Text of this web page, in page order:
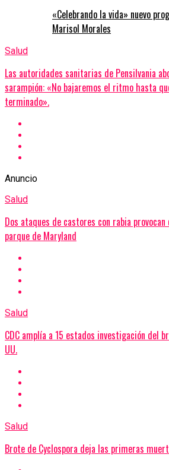
«Celebrando la vida» nuevo
Marisol Morales
Salud
Las autoridades sanitarias de Pensilvania
sarampión: «No bajaremos el ritmo hasta
terminado».
Anuncio
Salud
Dos ataques de castores con rabia
parque de Maryland
Salud
CDC amplía a 15 estados investigación del
UU.
Salud
Brote de Cyclospora deja las primeras